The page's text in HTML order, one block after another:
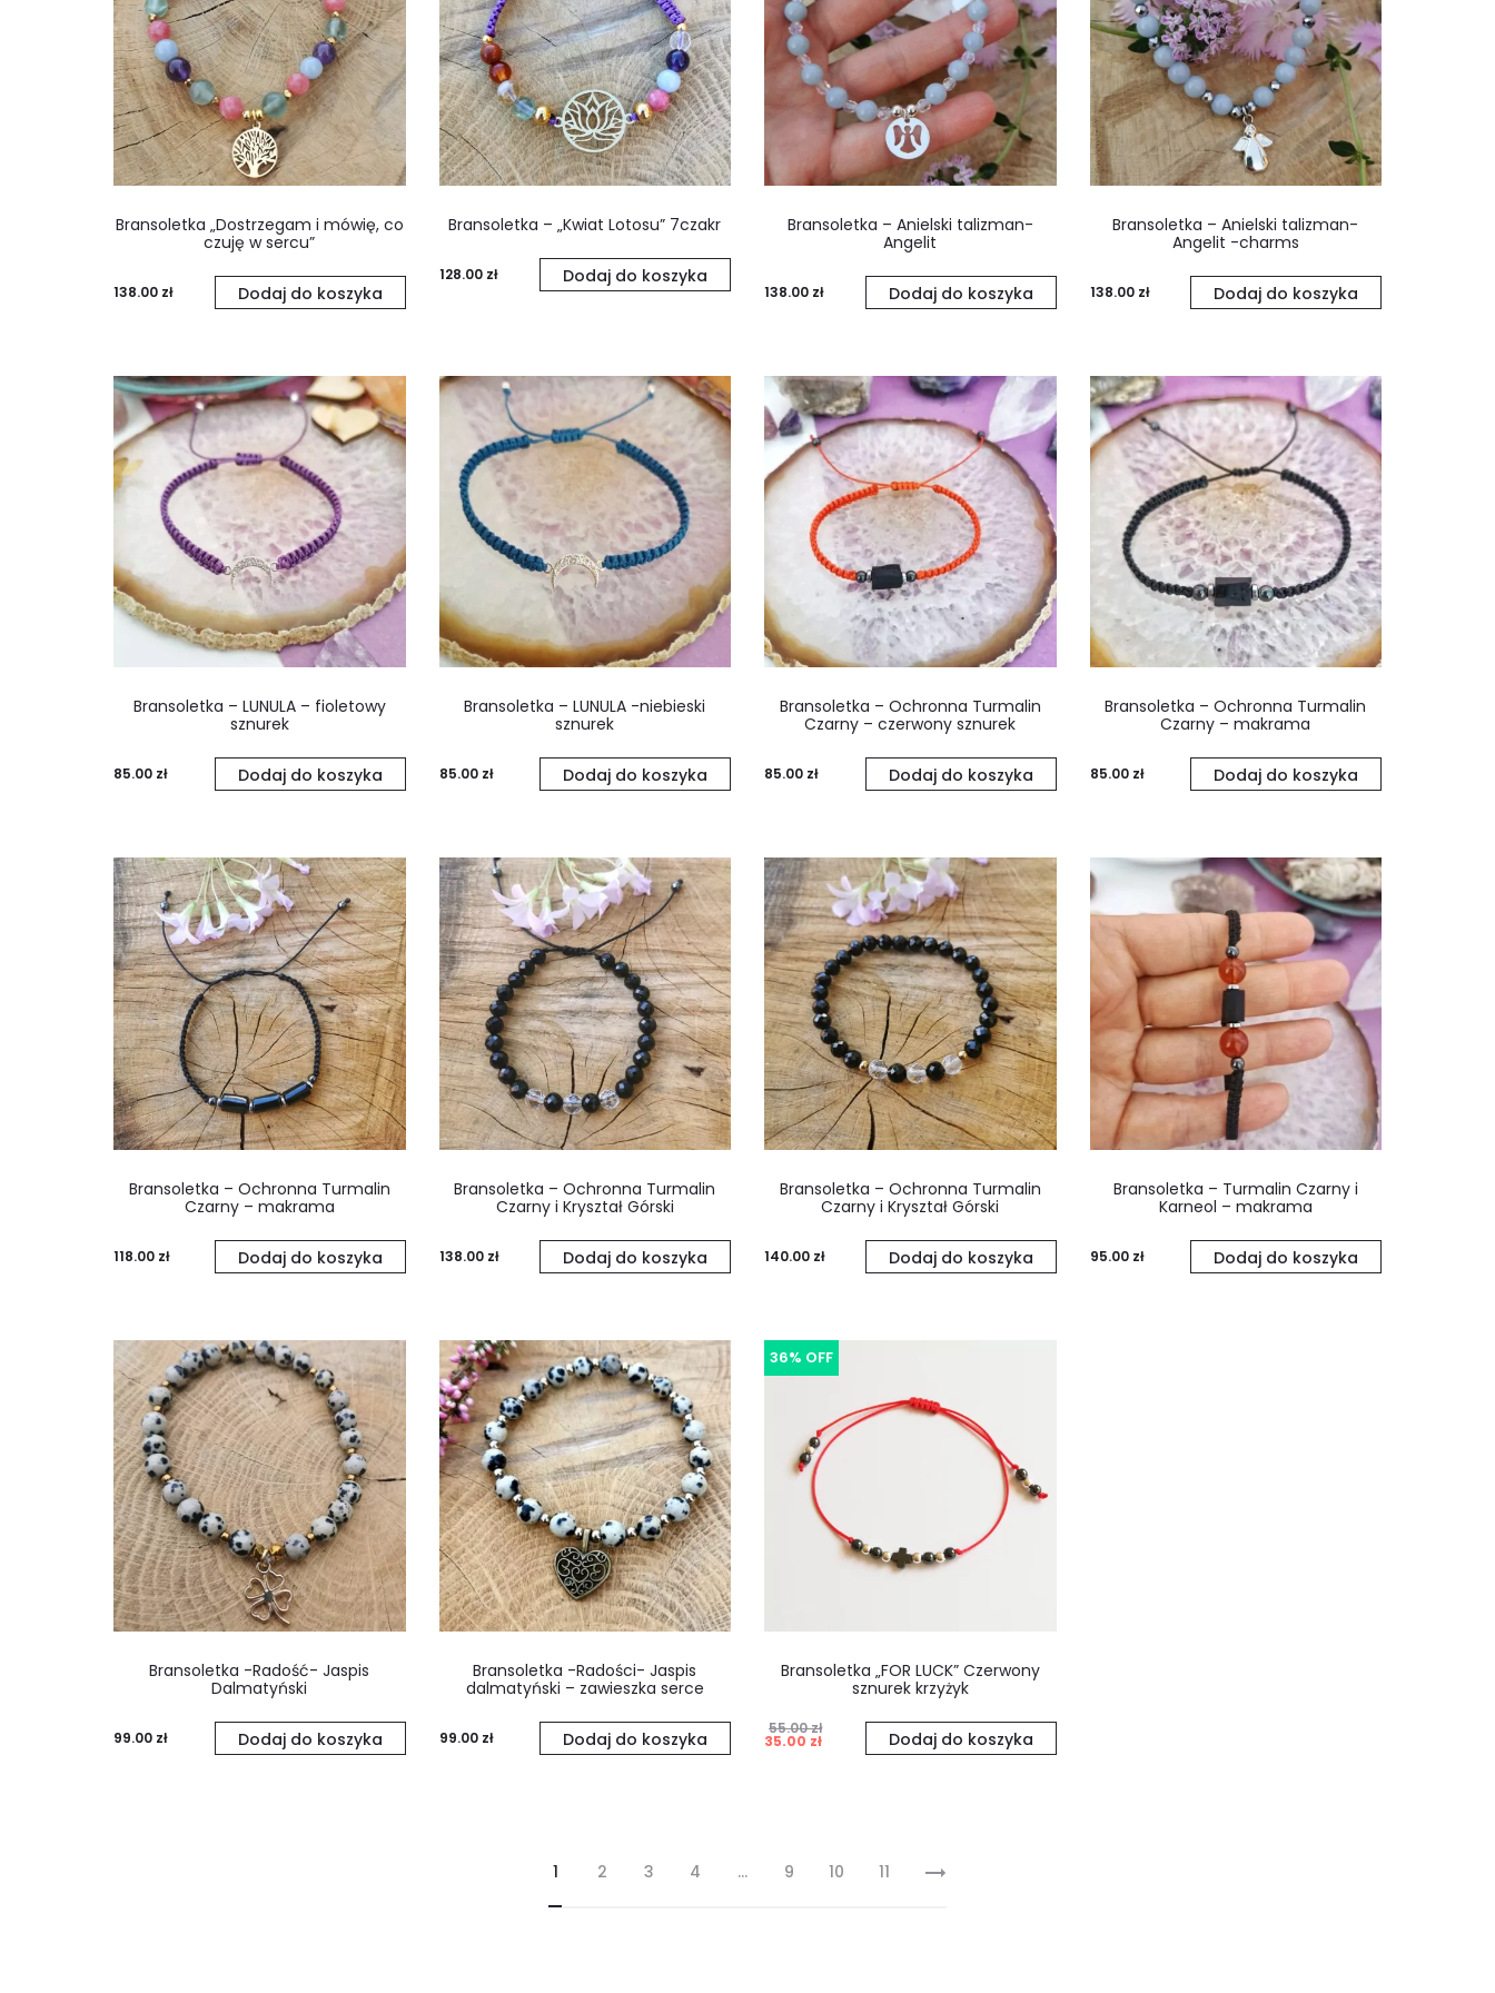
Bransoletka „Dostrzegam i mówię, co
czuję w sercu”
138.00 zł Dodaj do koszyka
Bransoletka – „Kwiat Lotosu” 7czakr
128.00 zł Dodaj do koszyka
Bransoletka – Anielski talizman-
Angelit
138.00 zł Dodaj do koszyka
Bransoletka – Anielski talizman-
Angelit -charms
138.00 zł Dodaj do koszyka
Bransoletka – LUNULA – fioletowy
sznurek
85.00 zł Dodaj do koszyka
Bransoletka – LUNULA -niebieski
sznurek
85.00 zł Dodaj do koszyka
Bransoletka – Ochronna Turmalin
Czarny – czerwony sznurek
85.00 zł Dodaj do koszyka
Bransoletka – Ochronna Turmalin
Czarny – makrama
85.00 zł Dodaj do koszyka
Bransoletka – Ochronna Turmalin
Czarny – makrama
118.00 zł Dodaj do koszyka
Bransoletka – Ochronna Turmalin
Czarny i Kryształ Górski
138.00 zł Dodaj do koszyka
Bransoletka – Ochronna Turmalin
Czarny i Kryształ Górski
140.00 zł Dodaj do koszyka
Bransoletka – Turmalin Czarny i
Karneol – makrama
95.00 zł Dodaj do koszyka
Bransoletka -Radość- Jaspis
Dalmatyński
99.00 zł Dodaj do koszyka
Bransoletka -Radości- Jaspis
dalmatyński – zawieszka serce
99.00 zł Dodaj do koszyka
36% OFF
Bransoletka „FOR LUCK” Czerwony
sznurek krzyżyk
55.00zł
Pierwotna
35.00 zł
Aktualna
Dodaj do koszyka
1 2 3 4 … 9 10 11